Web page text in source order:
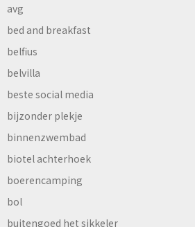
avg
bed and breakfast
belfius
belvilla
beste social media
bijzonder plekje
binnenzwembad
biotel achterhoek
boerencamping
bol
buitengoed het sikkeler